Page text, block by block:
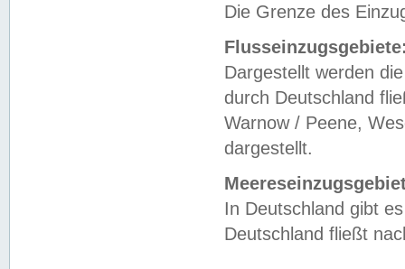
Die Grenze des
Dargestellt werden
durch Deutschland
Warnow / Peene,
dargestellt.
In Deutschland gibt
Deutschland fließt